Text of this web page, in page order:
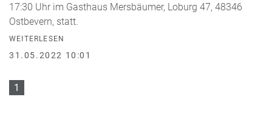
17:30 Uhr im Gasthaus Mersbäumer, Loburg 47, 48346
Ostbevern, statt.
WEITERLESEN
31.05.2022 10:01
1